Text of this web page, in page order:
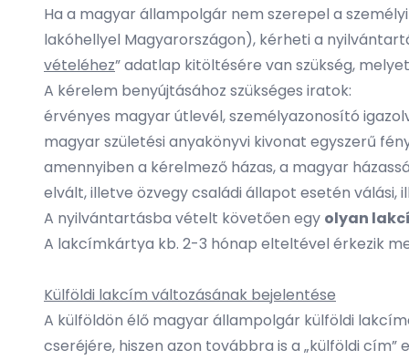
Ha a magyar állampolgár nem szerepel a
lakóhellyel Magyarországon), kérheti a
vételéhez” adatlap kitöltésére van szükség,
A kérelem benyújtásához szükséges iratok:
érvényes magyar útlevél, személyazonosító
magyar születési anyakönyvi kivonat egyszerű
amennyiben a kérelmező házas, a magyar
elvált, illetve özvegy családi állapot esetén
A nyilvántartásba vételt követően egy olyan
A lakcímkártya kb. 2-3 hónap elteltével érkezik
Külföldi lakcím változásának bejelentése
A külföldön élő magyar állampolgár külföldi
cseréjére, hiszen azon továbbra is a „külföldi cím”